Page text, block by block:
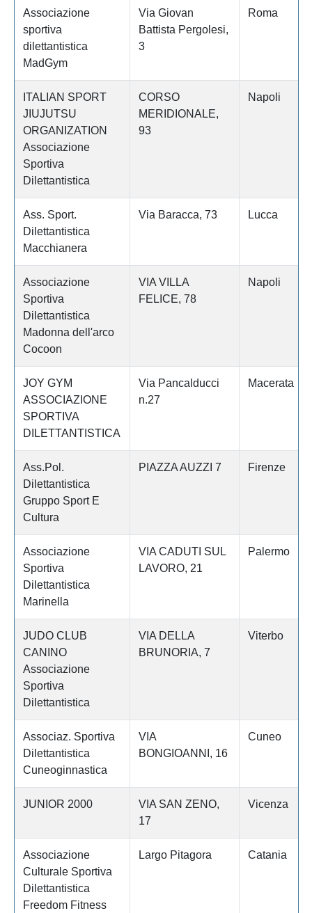
Associazione
sportiva
dilettantistica
MadGym
Via Giovan
Battista Pergolesi,
3
Roma
ITALIAN SPORT
JIUJUTSU
ORGANIZATION
Associazione
Sportiva
Dilettantistica
CORSO
MERIDIONALE,
93
Napoli
Ass. Sport.
Dilettantistica
Macchianera
Via Baracca, 73 Lucca
Associazione
Sportiva
Dilettantistica
Madonna dell'arco
Cocoon
VIA VILLA
FELICE, 78
Napoli
JOY GYM
ASSOCIAZIONE
SPORTIVA
DILETTANTISTICA
Via Pancalducci
n.27
Macerata
Ass.Pol.
Dilettantistica
Gruppo Sport E
Cultura
PIAZZA AUZZI 7 Firenze
Associazione
Sportiva
Dilettantistica
Marinella
VIA CADUTI SUL
LAVORO, 21
Palermo
JUDO CLUB
CANINO
Associazione
Sportiva
Dilettantistica
VIA DELLA
BRUNORIA, 7
Viterbo
Associaz. Sportiva
Dilettantistica
Cuneoginnastica
VIA
BONGIOANNI, 16
Cuneo
JUNIOR 2000
VIA SAN ZENO,
17
Vicenza
Associazione
Culturale Sportiva
Dilettantistica
Freedom Fitness
Largo Pitagora Catania